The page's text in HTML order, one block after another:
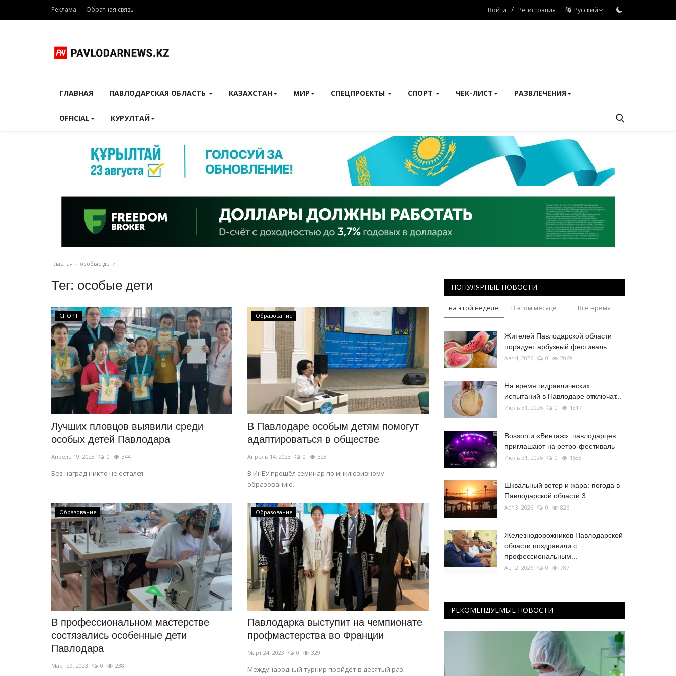
Реклама Обратная связь Войти / Регистрация Русский
ГЛАВНАЯ ПАВЛОДАРСКАЯ ОБЛАСТЬ КАЗАХСТАН МИР СПЕЦПРОЕКТЫ СПОРТ ЧЕК-ЛИСТ РАЗВЛЕЧЕНИЯ
OFFICIAL КУРУЛТАЙ
Главная особые дети
Тег: особые дети
СПОРТ
Лучших пловцов выявили среди
особых детей Павлодара
Апрель 19, 2023 0 344
Без наград никто не остался.
Образование
В Павлодаре особым детям помогут
адаптироваться в обществе
Апрель 14, 2023 0 328
В ИнЕУ прошёл семинар по инклюзивному
образованию.
Образование
В профессиональном мастерстве
состязались особенные дети
Павлодара
Март 29, 2023 0 238
Образование
Павлодарка выступит на чемпионате
профмастерства во Франции
Март 24, 2023 0 329
Международный турнир пройдёт в десятый раз.
ПОПУЛЯРНЫЕ НОВОСТИ
на этой неделе В этом месяце Все время
Жителей Павлодарской области
порадует арбузный фестиваль
Авг 4, 2026 0 2069
На время гидравлических
испытаний в Павлодаре отключат...
Июль 31, 2026 0 1817
Bosson и «Винтаж»: павлодарцев
приглашают на ретро-фестиваль
Июль 31, 2026 0 1588
Шквальный ветер и жара: погода в
Павлодарской области 3...
Авг 3, 2026 0 826
Железнодорожников Павлодарской
области поздравили с
профессиональным...
Авг 2, 2026 0 787
РЕКОМЕНДУЕМЫЕ НОВОСТИ